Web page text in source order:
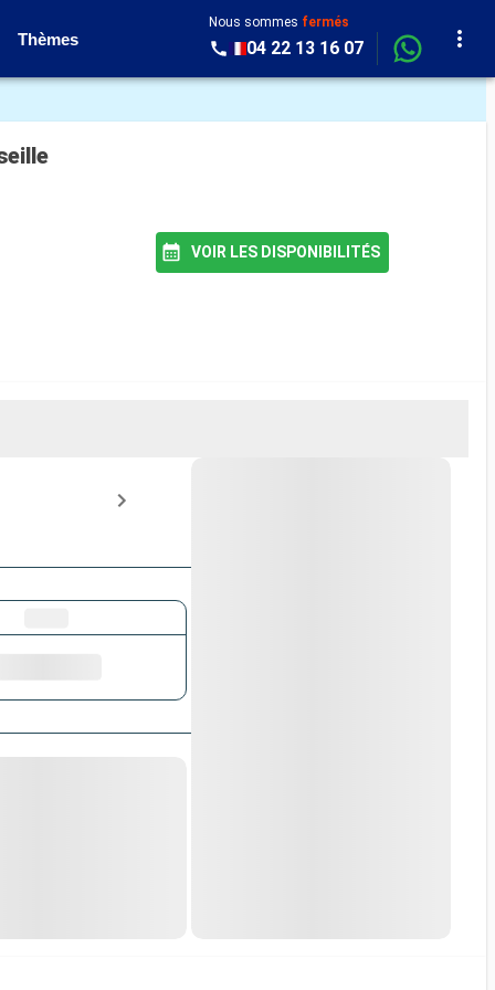
Thèmes
Nous sommes fermés
04 22 13 16 07
VOIR LES DISPONIBILITÉS